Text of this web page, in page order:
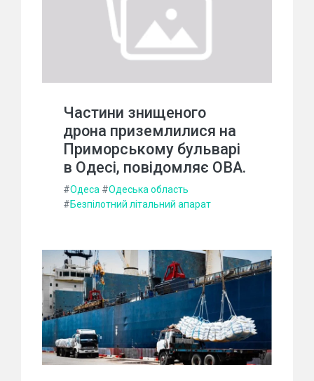
Частини знищеного
дрона приземлилися на
Приморському бульварі
в Одесі, повідомляє ОВА.
#Одеса #Одеська область
#Безпілотний літальний апарат